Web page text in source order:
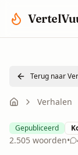
Terug naar
Verhalen
Gepubliceerd
2.505 woorden•